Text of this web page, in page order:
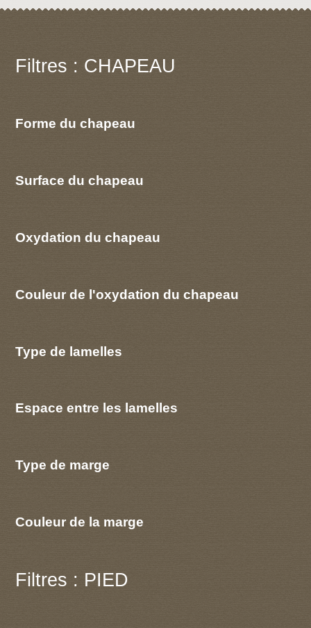
Filtres : CHAPEAU
Forme du chapeau
Surface du chapeau
Oxydation du chapeau
Couleur de l'oxydation du chapeau
Type de lamelles
Espace entre les lamelles
Type de marge
Couleur de la marge
Filtres : PIED